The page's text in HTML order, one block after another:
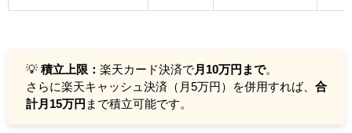
💡 積立上限： 楽天カード決済で月10万円まで。
さらに楽天キャッシュ決済（月5万円）を併用すれば、 合
計月15万円 まで積立可能です。